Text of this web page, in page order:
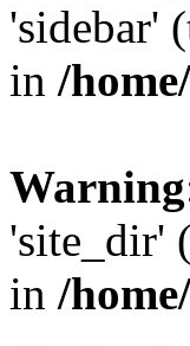
'sidebar'
in /
Warning
'site_dir'
in /